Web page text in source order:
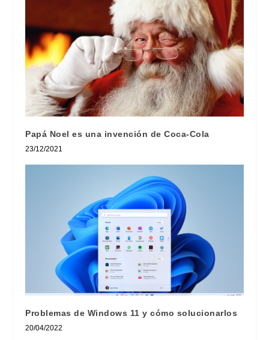
Papá Noel es una invención de Coca-Cola
23/12/2021
Problemas de Windows 11 y cómo solucionarlos
20/04/2022